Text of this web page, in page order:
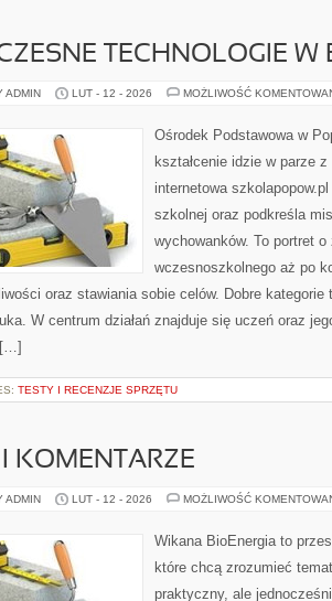
TECHNOLOGIE W
ADMIN LUT - 12 - 2026 MOŻLIWOŚĆ
Ośrodek Podstawowa w
kształcenie idzie w parze
internetowa
szkolnej oraz podkreśla
wychowanków. To portret
wczesnoszkolnego aż po
oraz stawiania sobie celów. Dobre
W centrum działań znajduje się uczeń oraz
[…]
TESTY I RECENZJE SPRZĘTU
KOMENTARZE
ADMIN LUT - 12 - 2026 MOŻLIWOŚĆ
Wikana BioEnergia to
które chcą zrozumieć
praktyczny, ale